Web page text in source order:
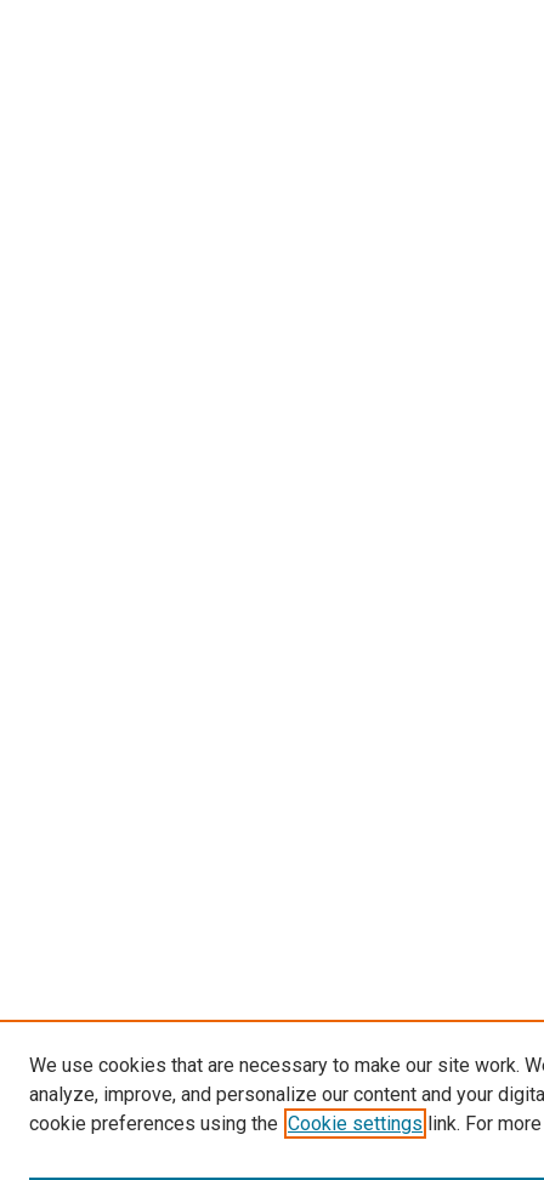
We use cookies that are necessary to make our site work.
analyze, improve, and personalize our content and your
cookie preferences using the Cookie settings link. For